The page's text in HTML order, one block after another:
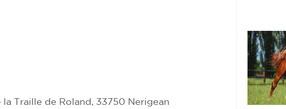
la Traille de Roland, 33750 Nerigean